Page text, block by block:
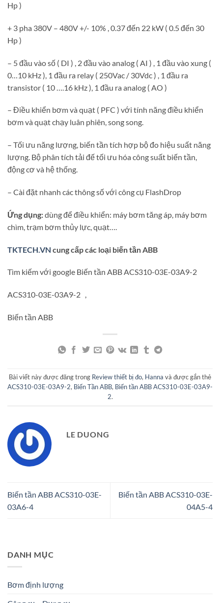
Hp )
+ 3 pha 380V – 480V +/- 10% , 0.37 đến 22 kW ( 0.5 đến 30
Hp )
– 5 đầu vào số ( DI ) , 2 đầu vào analog ( AI ) , 1 đầu vào xung (
0…10 kHz ), 1 đầu ra relay ( 250Vac / 30Vdc ) , 1 đầu ra
transistor ( 10 ….16 kHz ), 1 đầu ra analog ( AO )
– Điều khiển bơm và quạt ( PFC ) với tính năng điều khiển
bơm và quạt chạy luân phiên, song song.
– Tối ưu năng lượng, biến tần tích hợp bộ đo hiệu suất năng
lượng. Bộ phân tích tải đế tối ưu hóa công suất biến tần,
động cơ và hệ thống.
– Cài đặt nhanh các thông số với công cụ FlashDrop
Ứng dụng:dùng để điều khiển: máy bơm tăng áp, máy bơm
chìm, trạm bơm thủy lực, quạt….
TKTECH.VN cung cấp các loại biến tần ABB
Tìm kiếm với google Biến tần ABB ACS310-03E-03A9-2
ACS310-03E-03A9-2 ,
Biến tần ABB
Bài viết này được đăng trong Review thiết bị đo, Hanna và được gắn thẻ
ACS310-03E-03A9-2, Biến Tần ABB, Biến tần ABB ACS310-03E-03A9-
2.
LE DUONG
Biến tần ABB ACS310-03E-
03A6-4
Biến tần ABB ACS310-03E-
04A5-4
DANH MỤC
Bơm định lượng